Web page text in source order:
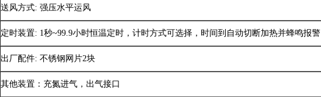
送风方式: 强压水平运风
定时装置: 1秒~99.9小时恒温定时，计时方式可选择，时间到自动切断加热并蜂鸣报警
出厂配件: 不锈钢网片2块
其他装置：充氮进气，出气接口